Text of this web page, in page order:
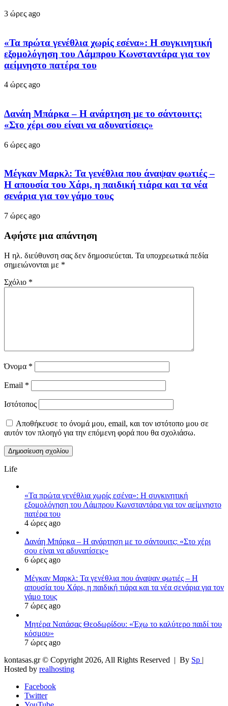
3 ώρες ago
«Τα πρώτα γενέθλια χωρίς εσένα»: Η συγκινητική
εξομολόγηση του Λάμπρου Κωνσταντάρα για τον
αείμνηστο πατέρα του
4 ώρες ago
Δανάη Μπάρκα – Η ανάρτηση με το σάντουιτς:
«Στο χέρι σου είναι να αδυνατίσεις»
6 ώρες ago
Μέγκαν Μαρκλ: Τα γενέθλια που άναψαν φωτιές –
Η απουσία του Χάρι, η παιδική τιάρα και τα νέα
σενάρια για τον γάμο τους
7 ώρες ago
Αφήστε μια απάντηση
Η ηλ. διεύθυνση σας δεν δημοσιεύεται. Τα υποχρεωτικά πεδία
σημειώνονται με *
Σχόλιο *
Όνομα *
Email *
Ιστότοπος
Αποθήκευσε το όνομά μου, email, και τον ιστότοπο μου σε
αυτόν τον πλοηγό για την επόμενη φορά που θα σχολιάσω.
Life
«Τα πρώτα γενέθλια χωρίς εσένα»: Η συγκινητική
εξομολόγηση του Λάμπρου Κωνσταντάρα για τον αείμνηστο
πατέρα του
4 ώρες ago
Δανάη Μπάρκα – Η ανάρτηση με το σάντουιτς: «Στο χέρι
σου είναι να αδυνατίσεις»
6 ώρες ago
Μέγκαν Μαρκλ: Τα γενέθλια που άναψαν φωτιές – Η
απουσία του Χάρι, η παιδική τιάρα και τα νέα σενάρια για τον
γάμο τους
7 ώρες ago
Μητέρα Νατάσας Θεοδωρίδου: «Έχω το καλύτερο παιδί του
κόσμου»
7 ώρες ago
kontasas.gr © Copyright 2026, All Rights Reserved | By Sp |
Hosted by realhosting
Facebook
Twitter